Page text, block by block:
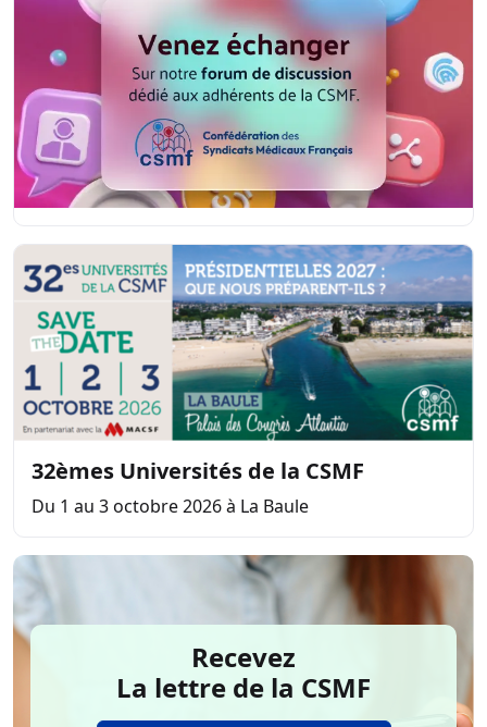
32èmes Universités de la CSMF
Du 1 au 3 octobre 2026 à La Baule
Recevez
La lettre de la CSMF